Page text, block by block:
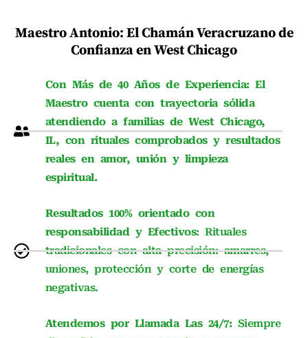
Maestro Antonio: El Chamán Veracruzano de
Confianza en West Chicago
Con Más de 40 Años de Experiencia: El
Maestro cuenta con trayectoria sólida
atendiendo a familias de West Chicago,
IL, con rituales comprobados y resultados
reales en amor, unión y limpieza
espiritual.
Resultados 100% orientado con
responsabilidad y Efectivos: Rituales
tradicionales con alta precisión: amarres,
uniones, protección y corte de energías
negativas.
Atendemos por Llamada Las 24/7:Siempre